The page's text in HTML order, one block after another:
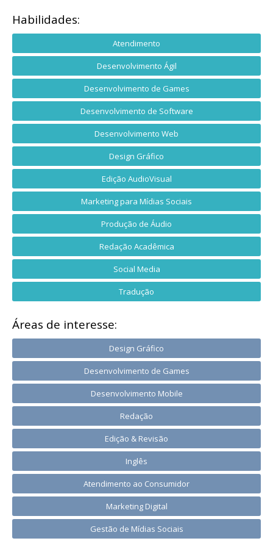
Habilidades:
Atendimento
Desenvolvimento Ágil
Desenvolvimento de Games
Desenvolvimento de Software
Desenvolvimento Web
Design Gráfico
Edição AudioVisual
Marketing para Mídias Sociais
Produção de Áudio
Redação Acadêmica
Social Media
Tradução
Áreas de interesse:
Design Gráfico
Desenvolvimento de Games
Desenvolvimento Mobile
Redação
Edição & Revisão
Inglês
Atendimento ao Consumidor
Marketing Digital
Gestão de Mídias Sociais